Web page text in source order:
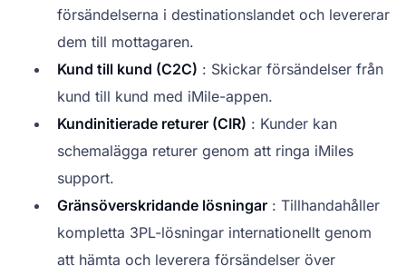
försändelserna i destinationslandet och levererar
dem till mottagaren.
Kund till kund (C2C) : Skickar försändelser från
kund till kund med iMile-appen.
Kundinitierade returer (CIR) : Kunder kan
schemalägga returer genom att ringa iMiles
support.
Gränsöverskridande lösningar : Tillhandahåller
kompletta 3PL-lösningar internationellt genom
att hämta och leverera försändelser över